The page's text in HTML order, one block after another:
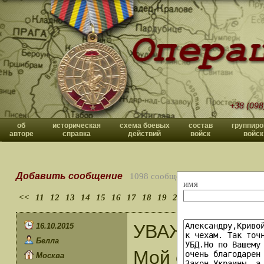
+38
об
авторе
историческая
справка
схема боевых
действий
состав
войск
войск
имя
Добавить сообщение 1098 сообщений
<< 11 12 13 14 15 16 17 18 19 20
16.10.2015
Белла
Москва
УВАЖАЕМЫЙ
Мой отец